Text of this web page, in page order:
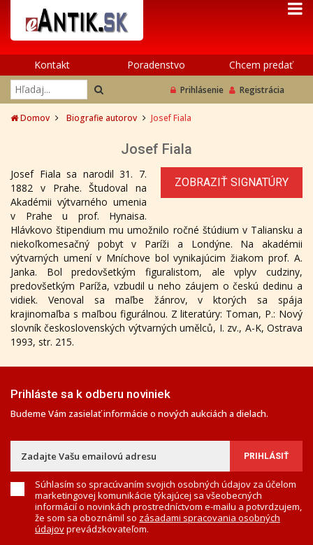
Kontakt Poradenstvo Chcem predať
Prihlásenie Registrácia
Domov Biografie autorov Josef Fiala
Josef Fiala
ZOBRAZIŤ SIGNATÚRY
Josef Fiala sa narodil 31. 7.
1882 v Prahe. Študoval na
Akadémii výtvarného umenia
v Prahe u prof. Hynaisa.
Hlávkovo štipendium mu umožnilo ročné štúdium v Taliansku a
niekoľkomesačný pobyt v Paríži a Londýne. Na akadémii
výtvarných umení v Mníchove bol vynikajúcim žiakom prof. A.
Janka. Bol predovšetkým figuralistom, ale vplyv cudziny,
predovšetkým Paríža, vzbudil u neho záujem o českú dedinu a
vidiek. Venoval sa maľbe žánrov, v ktorých sa spája
krajinomaľba s maľbou figurálnou. Z literatúry: Toman, P.: Nový
slovník československých výtvarných umělců, I. zv., A-K, Ostrava
1993, str. 215.
Prihláste sa k odberu noviniek
Budeme Vám zasielať informácie o nových aukciách a dielach.
Súhlasím so spracúvaním svojich osobných údajov za účelom
marketingovej komunikácie týkajúcej sa všeobecných
informácií o novinkách prostredníctvom e-mailu a potvrdzujem,
že som sa oboznámil so zásadami spracovania osobných
údajovprevádzkovateľom.